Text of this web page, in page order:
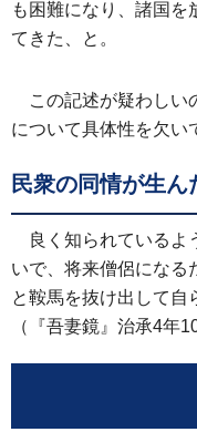
も困難になり、諸国を
てきた、と。
この記述が疑わしい
について具体性を欠い
民衆の同情が生
良く知られているよ
いで、将来僧侶になる
と鞍馬を抜け出して自
（『吾妻鏡』治承4年